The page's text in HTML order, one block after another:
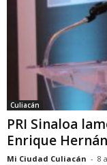
Culiacán
PRI Sinaloa
Enrique
Mi Ciudad Culiacán - 8